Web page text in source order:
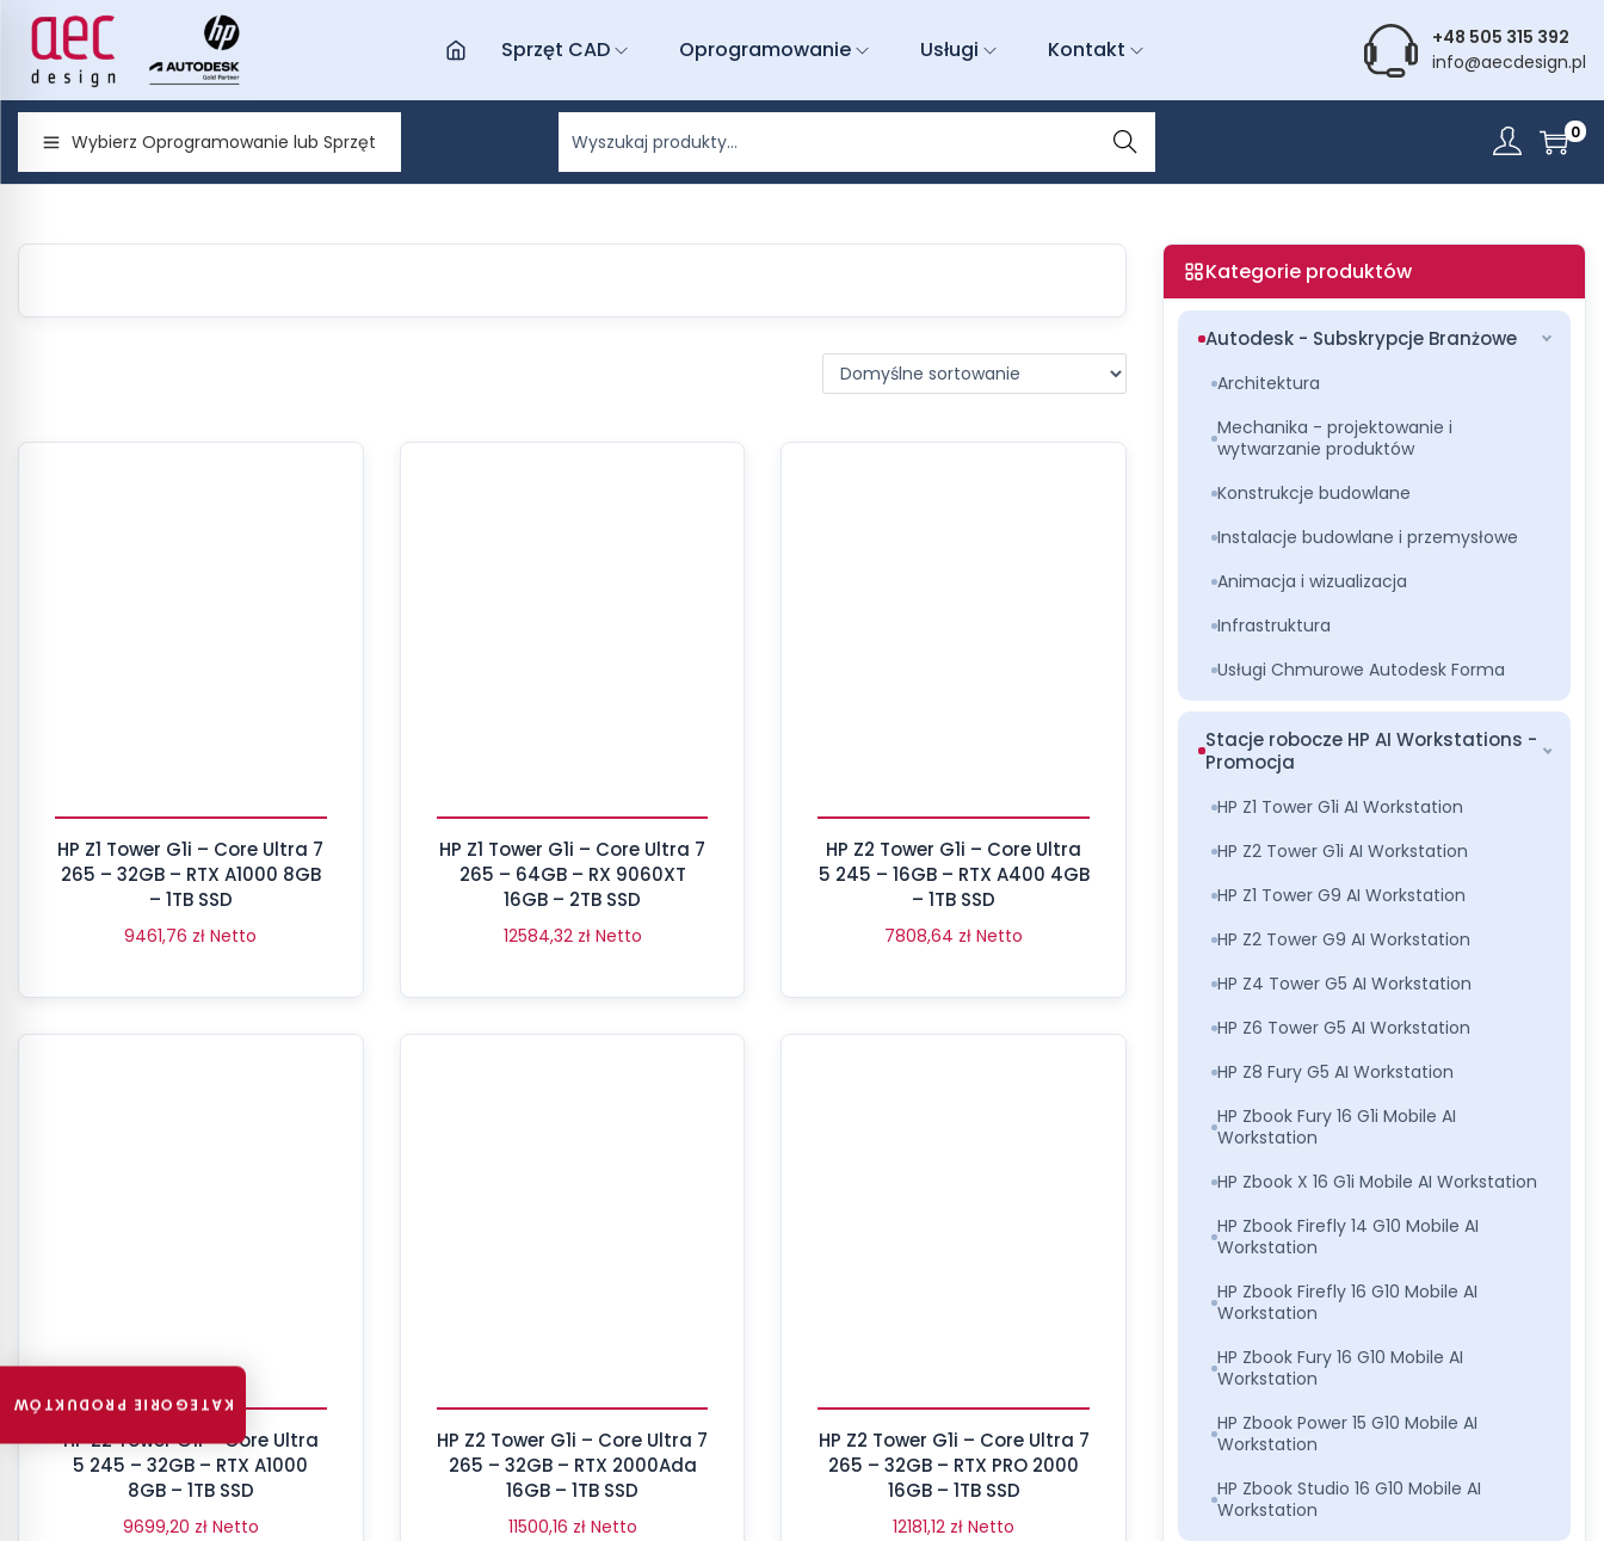
Sprzęt CAD Oprogramowanie Usługi Kontakt
+48 505 315 392
info@aecdesign.pl
Wybierz Oprogramowanie lub Sprzęt
Wyszu
kiwani
e
0
HP Z1 Tower G1i – Core Ultra 7
265 – 32GB – RTX A1000 8GB
– 1TB SSD
9461,76 zł Netto
HP Z1 Tower G1i – Core Ultra 7
265 – 64GB – RX 9060XT
16GB – 2TB SSD
12584,32 zł Netto
HP Z2 Tower G1i – Core Ultra
5 245 – 16GB – RTX A400 4GB
– 1TB SSD
7808,64 zł Netto
HP Z2 Tower G1i – Core Ultra
5 245 – 32GB – RTX A1000
8GB – 1TB SSD
9699,20 zł Netto
HP Z2 Tower G1i – Core Ultra 7
265 – 32GB – RTX 2000Ada
16GB – 1TB SSD
11500,16 zł Netto
HP Z2 Tower G1i – Core Ultra 7
265 – 32GB – RTX PRO 2000
16GB – 1TB SSD
12181,12 zł Netto
Kategorie produktów
Autodesk - Subskrypcje Branżowe
Architektura
Mechanika - projektowanie i
wytwarzanie produktów
Konstrukcje budowlane
Instalacje budowlane i przemysłowe
Animacja i wizualizacja
Infrastruktura
Usługi Chmurowe Autodesk Forma
Stacje robocze HP AI Workstations -
Promocja
HP Z1 Tower G1i AI Workstation
HP Z2 Tower G1i AI Workstation
HP Z1 Tower G9 AI Workstation
HP Z2 Tower G9 AI Workstation
HP Z4 Tower G5 AI Workstation
HP Z6 Tower G5 AI Workstation
HP Z8 Fury G5 AI Workstation
HP Zbook Fury 16 G1i Mobile AI
Workstation
HP Zbook X 16 G1i Mobile AI Workstation
HP Zbook Firefly 14 G10 Mobile AI
Workstation
HP Zbook Firefly 16 G10 Mobile AI
Workstation
HP Zbook Fury 16 G10 Mobile AI
Workstation
HP Zbook Power 15 G10 Mobile AI
Workstation
HP Zbook Studio 16 G10 Mobile AI
Workstation
KATEGORIE PRODUKTÓW